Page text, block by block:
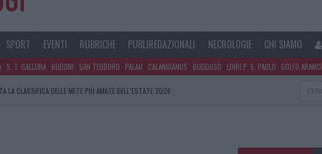
SPORT EVENTI RUBRICHE PUBLIREDAZIONALI NECROLOGIE CHI SIAMO
S. T. GALLURA BUDONI SAN TEODORO PALAU CALANGIANUS BUDDUSÒ LOIRI P. S. PAOLO GOLFO ARANCI
LA CLASSIFICA DELLE METE PIÙ AMATE DELL’ESTATE 2026